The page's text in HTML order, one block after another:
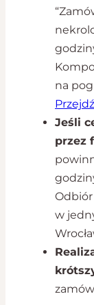
na
Jeśli
przez
w